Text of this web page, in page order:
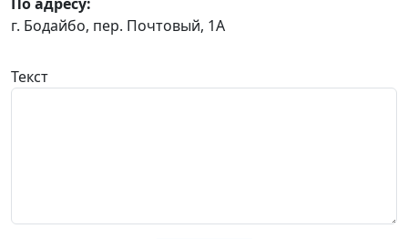
г. Бодайбо, пер. Почтовый, 1А
Текст